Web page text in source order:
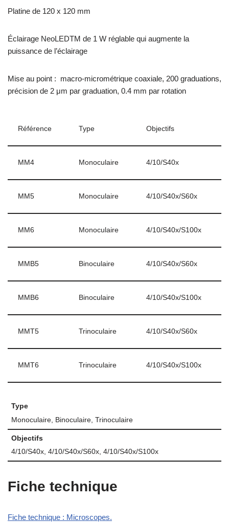
Platine de 120 x 120 mm
Éclairage NeoLEDTM de 1 W réglable qui augmente la
puissance de l’éclairage
Mise au point : macro-micrométrique coaxiale, 200 graduations,
précision de 2 μm par graduation, 0.4 mm par rotation
Référence Type Objectifs
MM4 Monoculaire 4/10/S40x
MM5 Monoculaire 4/10/S40x/S60x
MM6 Monoculaire 4/10/S40x/S100x
MMB5 Binoculaire 4/10/S40x/S60x
MMB6 Binoculaire 4/10/S40x/S100x
MMT5 Trinoculaire 4/10/S40x/S60x
MMT6 Trinoculaire 4/10/S40x/S100x
Type
Monoculaire, Binoculaire, Trinoculaire
Objectifs
4/10/S40x, 4/10/S40x/S60x, 4/10/S40x/S100x
Fiche technique
Fiche technique : Microscopes.